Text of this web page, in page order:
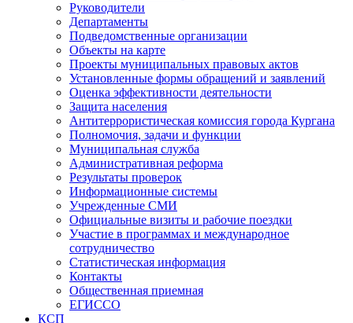
Руководители
Департаменты
Подведомственные организации
Объекты на карте
Проекты муниципальных правовых актов
Установленные формы обращений и заявлений
Оценка эффективности деятельности
Защита населения
Антитеррористическая комиссия города Кургана
Полномочия, задачи и функции
Муниципальная служба
Административная реформа
Результаты проверок
Информационные системы
Учрежденные СМИ
Официальные визиты и рабочие поездки
Участие в программах и международное
сотрудничество
Статистическая информация
Контакты
Общественная приемная
ЕГИССО
КСП